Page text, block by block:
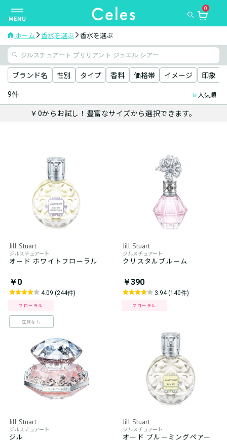
ナ
ビ
ゲ
ー
シ
ョ
ン
を
0
ホーム 香水を選ぶ 香水を選ぶ
ブランド名 性別 タイプ 香料 価格帯 イメージ 印象
9件 人気順
￥0からお試し！豊富なサイズから選択できます。
Jill Stuart
ジルスチュアート
オード ホワイトフローラル
￥0
4.09 (244件)
フローラル
在庫なし
Jill Stuart
ジルスチュアート
クリスタルブルーム
￥390
3.94 (140件)
フローラル
Jill Stuart
ジルスチュアート
ジル
Jill Stuart
ジルスチュアート
オード ブルーミングペアー